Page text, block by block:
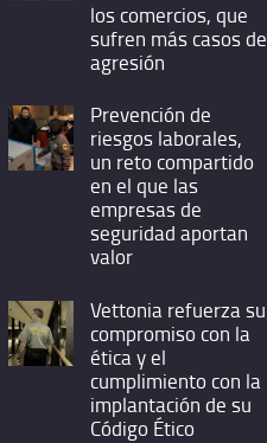
los comercios, que
sufren más casos de
agresión
Prevención de
riesgos laborales,
un reto compartido
en el que las
empresas de
seguridad aportan
valor
Vettonia refuerza su
compromiso con la
ética y el
cumplimiento con la
implantación de su
Código Ético